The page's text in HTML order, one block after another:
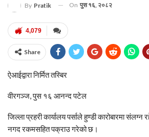
By Pratik On पुस १६, २०८२
4,079
Share
ऐआईद्वारा निर्मित तस्बिर
वीरगञ्ज, पुस १६ आनन्द पटेल
जिल्ला प्रहरी कार्यालय पर्साले हुण्डी कारोबारमा
नगद रकमसहित पक्राउ गरेको छ।